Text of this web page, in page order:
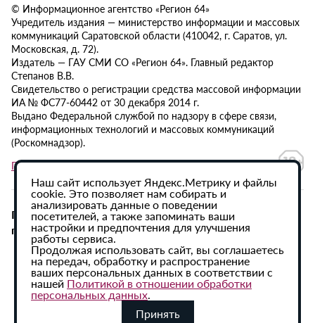
© Информационное агентство «Регион 64»
Учредитель издания — министерство информации и массовых
коммуникаций Саратовской области (410042, г. Саратов, ул.
Московская, д. 72).
Издатель — ГАУ СМИ СО «Регион 64». Главный редактор
Степанов В.В.
Свидетельство о регистрации средства массовой информации
ИА № ФС77-60442 от 30 декабря 2014 г.
Выдано Федеральной службой по надзору в сфере связи,
информационных технологий и массовых коммуникаций
(Роскомнадзор).
Политика в отношении обработки персональных данных
При использовании материалов сайта активная
гиперссылка на ИА «Регион 64» обязательна.
Наш сайт использует Яндекс.Метрику и файлы
cookie. Это позволяет нам собирать и
анализировать данные о поведении
посетителей, а также запоминать ваши
настройки и предпочтения для улучшения
работы сервиса.
Продолжая использовать сайт, вы соглашаетесь
на передач, обработку и распространение
ваших персональных данных в соответствии с
нашей Политикой в отношении обработки
персональных данных.
Принять